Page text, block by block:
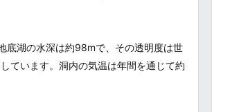
底湖の水深は約98mで、その透明度は世
ています。洞内の気温は年間を通じて約